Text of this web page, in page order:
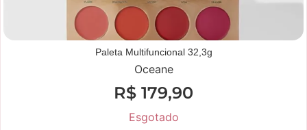
Paleta Multifuncional 32,3g
Oceane
R$ 179,90
Esgotado